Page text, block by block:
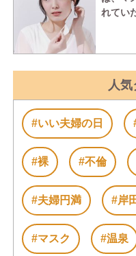
れてい
人気
#いい夫婦の日
#裸 #不倫
#夫婦円満 #岸
#マスク #温泉